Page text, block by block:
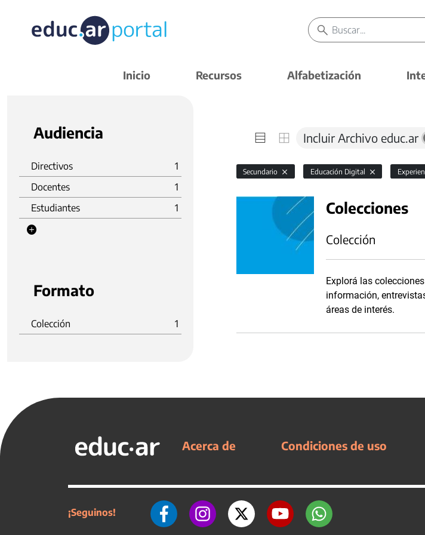
Inicio Recursos Alfabetización
Audiencia
Directivos
1
Docentes
1
Estudiantes
1
Formato
Colección 1
Incluir Archivo educ.ar
Secundario Educación Digital
Colecciones
Colección
Explorá las
información,
áreas de interés.
Acerca de Condiciones de uso
¡Seguinos!